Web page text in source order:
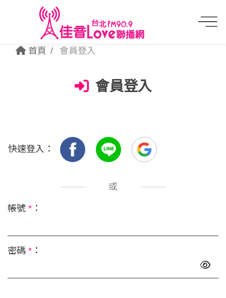
首頁 會員登入
會員登入
快速登入：
或
帳號 * ：
密碼 * ：